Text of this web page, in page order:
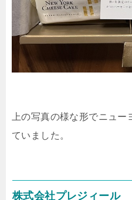
上の写真の様な形でニュ
ていました。
株式会社プレジィール